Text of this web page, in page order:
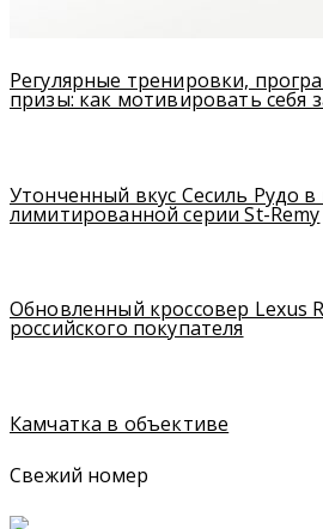
Регулярные тренировки,
призы: как мотивировать себя
Утонченный вкус Сесиль Рудо
лимитированной серии St-Remy
Обновленный кроссовер Lexus
российского покупателя
Камчатка в объективе
Свежий номер